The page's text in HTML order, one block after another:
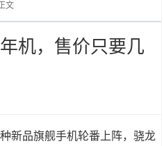
文
机，售价只要几
新品旗舰手机轮番上阵，骁龙